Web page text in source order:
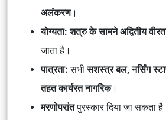
अलंकरण।
योग्यता: शत्रु के सामने अद्वितीय
जाता है।
पात्रता: सभीसशस्त्र बल, नर्सिंग
तहत कार्यरत नागरिक।
मरणोपरांतपुरस्कार दिया जा सकता